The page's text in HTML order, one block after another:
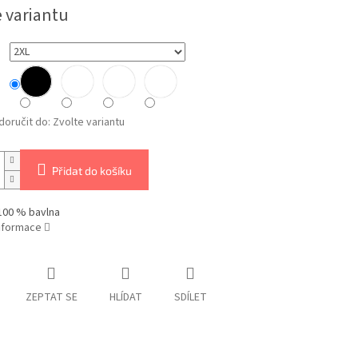
variantu
do: Zvolte variantu
Přidat do košíku
% bavlna
ZEPTAT SE HLÍDAT SDÍLET